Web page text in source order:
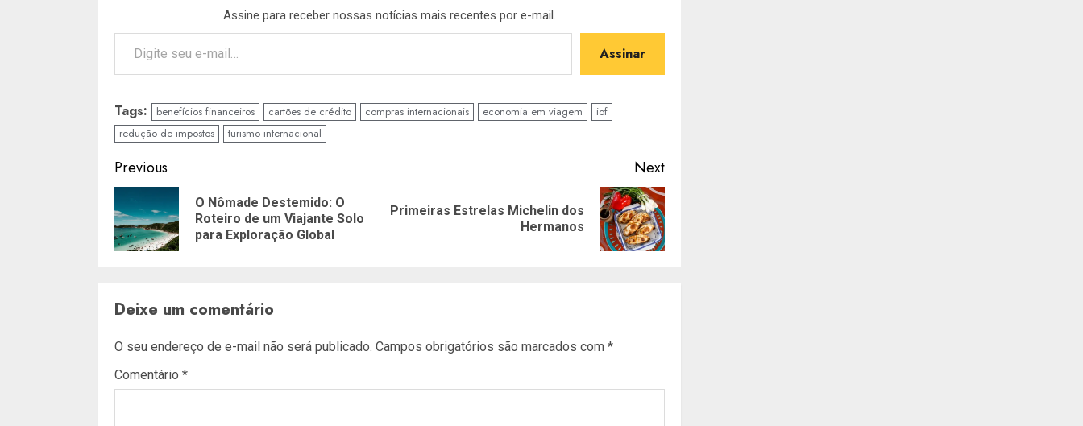
Assine para receber nossas notícias mais recentes por e-mail.
Digite seu e-mail…
Assinar
Tags: benefícios financeiros cartões de crédito compras internacionais economia em viagem
iof
redução de impostos
turismo internacional
Post
navigation
Previous
Previous
O Nômade Destemido: O
Roteiro de um Viajante Solo
para Exploração Global
Next
Next
Primeiras Estrelas Michelin dos
Hermanos
Deixe um comentário
O seu endereço de e-mail não será publicado. Campos obrigatórios são marcados com *
Comentário *